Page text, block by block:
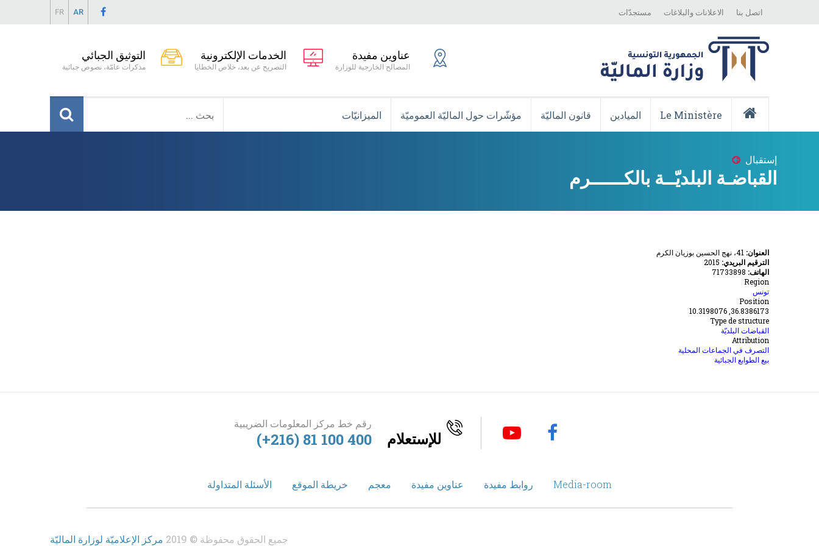
Menu
اتصل بنا الاعلانات والبلاغات مستجدّات FR AR
عناوين مفيدة
المصالح الخارجية للوزارة
الخدمات الإلكترونية
التصريح عن بعد، خلاص الخطايا
التوثيق الجبائي
مذكرات عامّة، نصوص جبائية
Principale
Le Ministère الميادين قانون الماليّة مؤشّرات حول الماليّة العموميّة الميزانيّات
Breadcrumb
إستقبال
القباضـة البلديّــة بالكــــــرم
العنوان: 41، نهج الحسين بوزيان الكرم
الترقيم البريدي: 2015
الهاتف: 71733898
Region
تونس
Position
36.8386173, 10.3198076
Type de structure
القباضات البلديّة
Attribution
التصرف في الجماعات المحلية
بيع الطوابع الجبائية
للإستعلام
رقم خط مركز المعلومات الضريبية
(+216) 81 100 400
Media-room روابط مفيدة عناوين مفيدة معجم خريطة الموقع الأسئلة المتداولة
جميع الحقوق محفوظة © 2019 مركز الإعلاميّة لوزارة الماليّة